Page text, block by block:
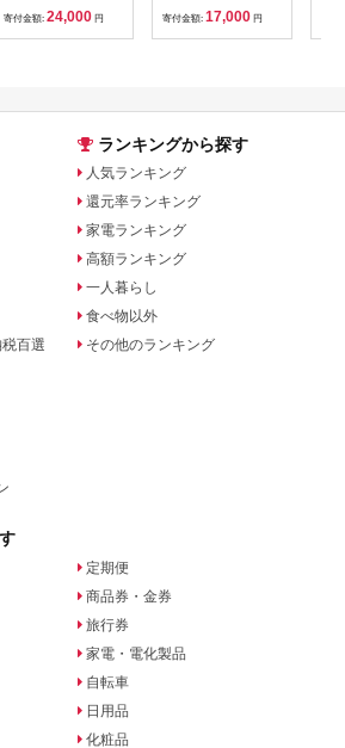
B201_EP6024
寄付金額: 24,000 円
キーホルダー ギフト
贈り物 お取り寄せ 返
礼品
寄付金額: 17,000 円
百選
ランキングから探す
人気ランキング
還元率ランキング
家電ランキング
高額ランキング
一人暮らし
食べ物以外
その他のランキング
定期便
商品券・金券
旅行券
家電・電化製品
自転車
日用品
化粧品